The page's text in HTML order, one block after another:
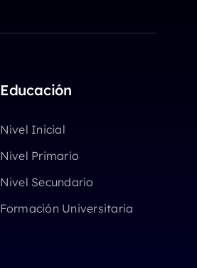
Educación
Nivel Inicial
Nivel Primario
Nivel Secundario
Formación Universitaria